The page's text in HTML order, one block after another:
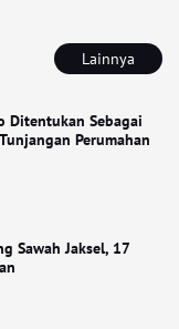
Lainnya
Ditentukan Sebagai
Perumahan
Sawah Jaksel, 17